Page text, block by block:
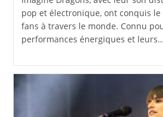
pop et électronique, ont conquis
fans à travers le monde. Connu
performances énergiques et leurs…